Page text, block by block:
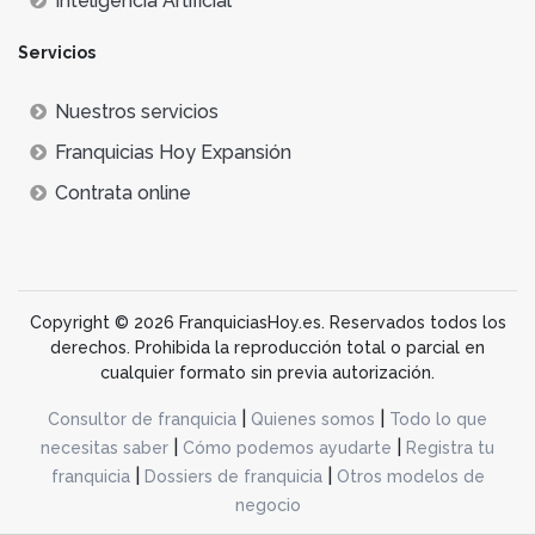
culturales profundas.
herramientas como inteligencia artificial, realidad
eficiencia y la personalización en la planificación de
viajes.
comunidades locales.
Seguridad y Flexibilidad:En respuesta a la
flexibles de cancelación y medidas de seguridad
robustas.
Experiencias de lujo accesibles: Las franquicias
están facilitando experiencias de lujo a precios más
Servicios
Nuestros servicios
Franquicias Hoy Expansión
Contrata online
Copyright © 2026 FranquiciasHoy.es. Reservados todos los
derechos. Prohibida la reproducción total o parcial en
cualquier formato sin previa autorización.
Consultor de franquicia Quienes somos
Todo lo que
necesitas saber
Cómo podemos ayudarte
Registra tu
franquicia| Dossiers de franquicia|
Otros modelos de
negocio